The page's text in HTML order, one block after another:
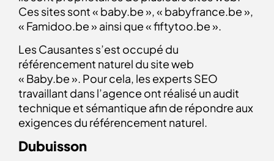
Ces sites sont « baby.be », « babyfrance.be »,
« Famidoo.be » ainsi que « fiftytoo.be ».
Les Causantes s’est occupé du
référencement naturel du site web
« Baby.be ». Pour cela, les experts SEO
travaillant dans l’agence ont réalisé un audit
technique et sémantique afin de répondre aux
exigences du référencement naturel.
Dubuisson